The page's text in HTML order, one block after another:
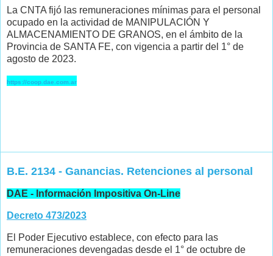
La CNTA fijó las remuneraciones mínimas para el personal
ocupado en la actividad de MANIPULACIÓN Y
ALMACENAMIENTO DE GRANOS, en el ámbito de la
Provincia de SANTA FE, con vigencia a partir del 1° de
agosto de 2023.
https://coop.dae.com.ar
B.E. 2134 - Ganancias. Retenciones al personal
DAE - Información Impositiva On-Line
Decreto 473/2023
El Poder Ejecutivo establece, con efecto para las
remuneraciones devengadas desde el 1° de octubre de